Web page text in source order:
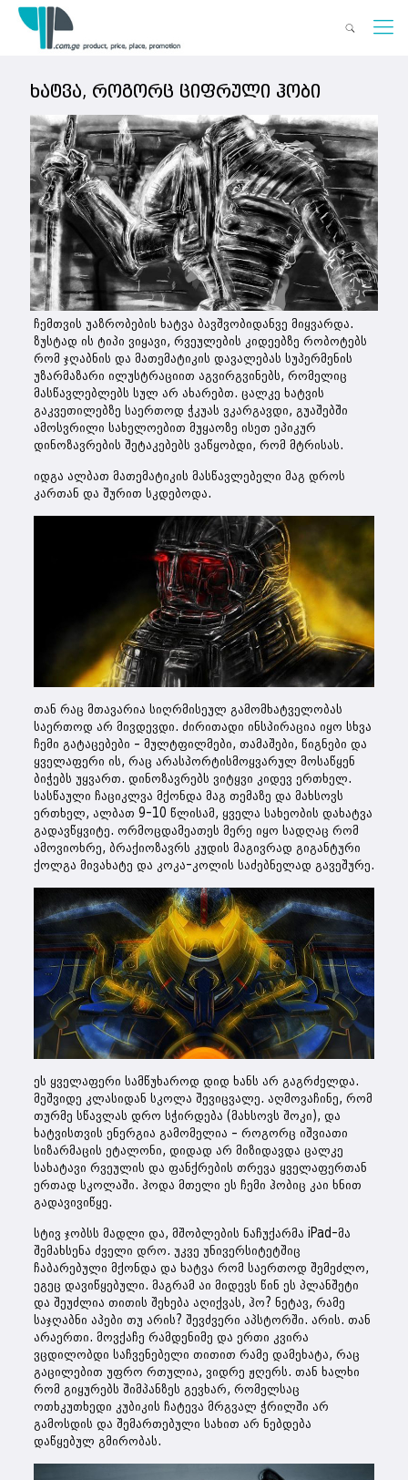
ხატვა, როგორც ციფრული ჰობი
ჩემთვის უაზრობების ხატვა ბავშვობიდანვე მიყვარდა.
ზუსტად ის ტიპი ვიყავი, რვეულების კიდეებზე რობოტებს
რომ ჯღაბნის და მათემატიკის დავალებას სუპერმენის
უზარმაზარი ილუსტრაციით აგვირგვინებს, რომელიც
მასწავლებლებს სულ არ ახარებთ. ცალკე ხატვის
გაკვეთილებზე საერთოდ ჭკუას ვკარგავდი, გუაშებში
ამოსვრილი სახელოებით მუყაოზე ისეთ ეპიკურ
დინოზავრების შეტაკებებს ვაწყობდი, რომ მტრისას.
იდგა ალბათ მათემატიკის მასწავლებელი მაგ დროს
კართან და შურით სკდებოდა.
თან რაც მთავარია სიღრმისეულ გამომხატველობას
საერთოდ არ მივდევდი. ძირითადი ინსპირაცია იყო სხვა
ჩემი გატაცებები – მულტფილმები, თამაშები, წიგნები და
ყველაფერი ის, რაც არასპორტისმოყვარულ მოსაწყენ
ბიჭებს უყვართ. დინოზავრებს ვიტყვი კიდევ ერთხელ.
სასწაული ჩაციკლვა მქონდა მაგ თემაზე და მახსოვს
ერთხელ, ალბათ 9-10 წლისამ, ყველა სახეობის დახატვა
გადავწყვიტე. ორმოცდამეათეს მერე იყო სადღაც რომ
ამოვიოხრე, ბრაქიოზავრს კუდის მაგივრად გიგანტური
ქოლგა მივახატე და კოკა-კოლის საძებნელად გავეშურე.
ეს ყველაფერი სამწუხაროდ დიდ ხანს არ გაგრძელდა.
მეშვიდე კლასიდან სკოლა შევიცვალე. აღმოვაჩინე, რომ
თურმე სწავლას დრო სჭირდება (მახსოვს შოკი), და
ხატვისთვის ენერგია გამომელია – როგორც იშვიათი
სიზარმაცის ეტალონი, დიდად არ მიზიდავდა ცალკე
სახატავი რვეულის და ფანქრების თრევა ყველაფერთან
ერთად სკოლაში. ჰოდა მთელი ეს ჩემი ჰობიც კაი ხნით
გადავივიწყე.
სტივ ჯობსს მადლი და, მშობლების ნაჩუქარმა iPad-მა
შემახსენა ძველი დრო. უკვე უნივერსიტეტშიც
ჩაბარებული მქონდა და ხატვა რომ საერთოდ შემეძლო,
ეგეც დავიწყებული. მაგრამ აი მიდევს წინ ეს პლანშეტი
და შეუძლია თითის შეხება აღიქვას, ჰო? ნეტავ, რამე
საჯღაბნი აპები თუ არის? შევძვერი აპსტორში. არის. თან
არაერთი. მოვქაჩე რამდენიმე და ერთი კვირა
ვცდილობდი საჩვენებელი თითით რამე დამეხატა, რაც
გაცილებით უფრო რთულია, ვიდრე ჟღერს. თან ხალხი
რომ გიყურებს შიმპანზეს გევხარ, რომელსაც
ოთხკუთხედი კუბიკის ჩატევა მრგვალ ჭრილში არ
გამოსდის და შემართებული სახით არ ნებდება
დაწყებულ გმირობას.